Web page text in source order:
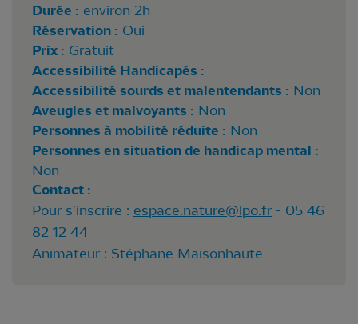
Durée : environ 2h
Réservation : Oui
Prix : Gratuit
Accessibilité Handicapés :
Accessibilité sourds et malentendants : Non
Aveugles et malvoyants : Non
Personnes à mobilité réduite : Non
Personnes en situation de handicap mental :
Non
Contact :
Pour s'inscrire : espace.nature@lpo.fr - 05 46
82 12 44
Animateur : Stéphane Maisonhaute